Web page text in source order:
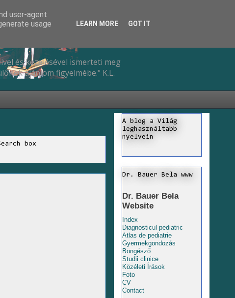
és kezelésével ismerteti meg
ajánlom figyelmébe." K.L.
box
A blog a Világ
leghasználtabb
nyelvein
Dr. Bauer Bela www
Dr. Bauer Bela
Website
Index
Diagnosticul pediatric
Atlas de pediatrie
Gyermekgondozás
Böngésző
Studii clinice
Közéleti Írások
Foto
CV
Contact
user-agent
usage
LEARN MORE GOT IT